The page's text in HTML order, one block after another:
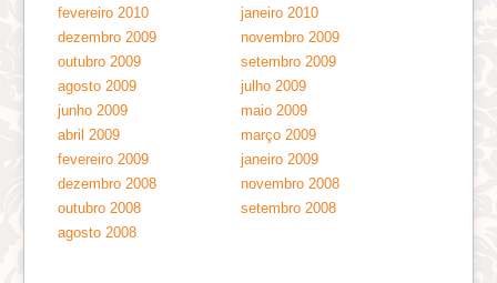
fevereiro 2010
janeiro 2010
dezembro 2009
novembro 2009
outubro 2009
setembro 2009
agosto 2009
julho 2009
junho 2009
maio 2009
abril 2009
março 2009
fevereiro 2009
janeiro 2009
dezembro 2008
novembro 2008
outubro 2008
setembro 2008
agosto 2008